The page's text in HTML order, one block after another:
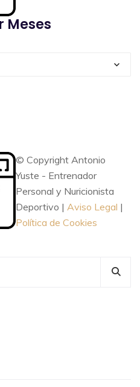
Meses
© Copyright Antonio
Yuste - Entrenador
Personal y Nuricionista
Deportivo | Aviso Legal |
Política de Cookies